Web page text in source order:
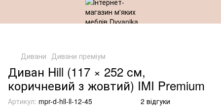
Дивани Дивани преміум
Диван Hill (117 × 252 см,
коричневий з жовтий) IMI Premium
Артикул: mpr-d-hll-ll-12-45 2 відгуки